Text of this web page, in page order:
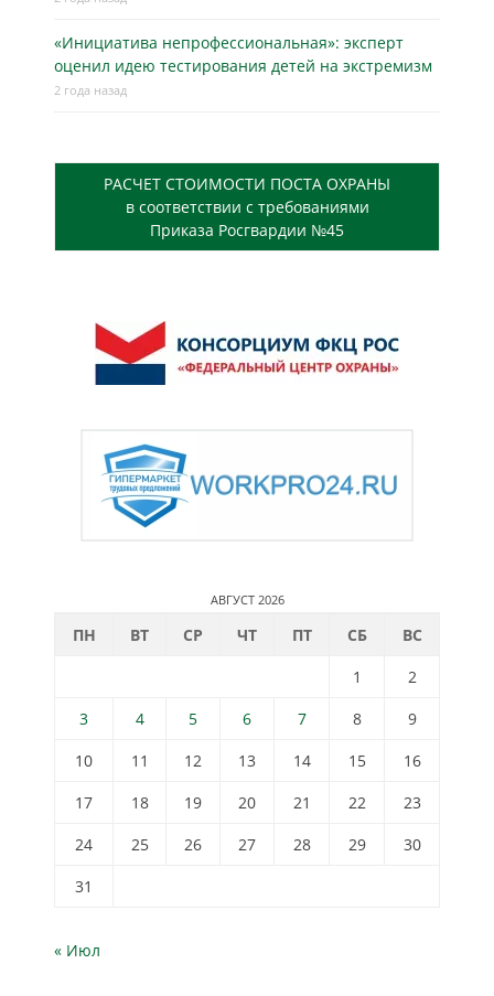
«Инициатива непрофессиональная»: эксперт
оценил идею тестирования детей на экстремизм
2 года назад
РАСЧЕТ СТОИМОСТИ ПОСТА ОХРАНЫ
в соответствии с требованиями
Приказа Росгвардии №45
АВГУСТ 2026
ПН ВТ СР ЧТ ПТ СБ
ВС
1
2
3
4 5 6 7 8
9
10
11 12 13 14 15
16
17
18 19 20 21 22
23
24
25 26 27 28 29
30
31
« Июл